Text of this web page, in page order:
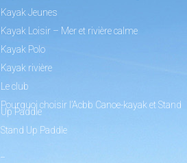
Kayak Jeunes
Kayak Loisir – Mer et rivière calme
Kayak Polo
Kayak rivière
Le club
Pourquoi choisir l’Acbb Canoe-kayak et Stand
Up Paddle
Stand Up Paddle